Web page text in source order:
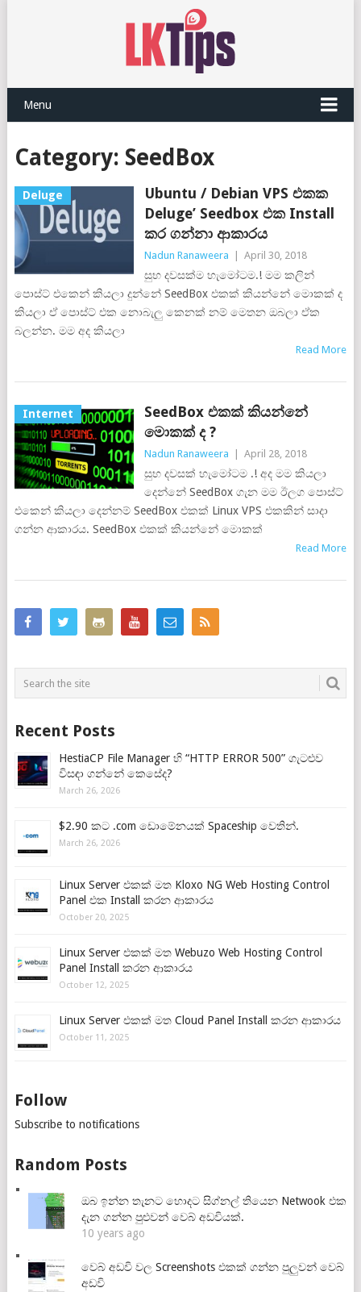
Menu
Category: SeedBox
Deluge
Ubuntu / Debian VPS එකක
Deluge’ Seedbox එක Install
කර ගන්නා ආකාරය
Nadun Ranaweera April 30, 2018
සුභ දවසක්ම හැමෝටම.! මම කලින්
පොස්ට් එකෙන් කියලා දුන්නේ SeedBox එකක් කියන්නේ මොකක් ද
කියලා ඒ පොස්ට් එක නොබැලු කෙනක් නම් මෙතන ඔබලා ඒක
බලන්න. මම අද කියලා
Read More
Internet
SeedBox එකක් කියන්නේ
මොකක් ද ?
Nadun Ranaweera April 28, 2018
සුභ දවසක් හැමෝටම .! අද මම කියලා
දෙන්නේ SeedBox ගැන මම ඊලග පොස්ට්
එකෙන් කියලා දෙන්නම් SeedBox එකක් Linux VPS එකකින් සාදා
ගන්න ආකාරය. SeedBox එකක් කියන්නේ මොකක්
Read More
Recent Posts
HestiaCP File Manager හි “HTTP ERROR 500” ගැටළුව
විසඳා ගන්නේ කෙසේද?
March 26, 2026
$2.90 කට .com ඩොමේනයක් Spaceship වෙතින්.
March 26, 2026
Linux Server එකක් මත Kloxo NG Web Hosting Control
Panel එක Install කරන ආකාරය
October 20, 2025
Linux Server එකක් මත Webuzo Web Hosting Control
Panel Install කරන ආකාරය
October 12, 2025
Linux Server එකක් මත Cloud Panel Install කරන ආකාරය
October 11, 2025
Follow
Subscribe to notifications
Random Posts
ඔබ ඉන්න තැනට හොදට සිග්නල් තියෙන Netwook එක
දැන ගන්න පුළුවන් වෙබ් අඩවියක්.
10 years ago
වෙබ් අඩවි වල Screenshots එකක් ගන්න පුලුවන් වෙබ්
අඩවි